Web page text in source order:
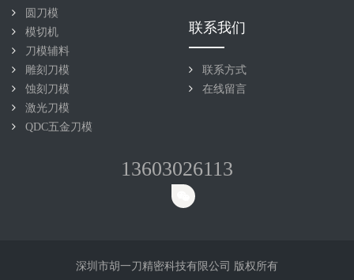
圆刀模
模切机
刀模辅料
雕刻刀模
蚀刻刀模
激光刀模
QDC五金刀模
联系我们
联系方式
在线留言
13603026113
深圳市胡一刀精密科技有限公司 版权所有